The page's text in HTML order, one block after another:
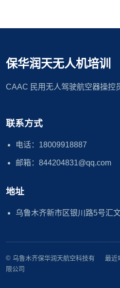
保华润天无人机培训
CAAC 民用无人驾驶航空器操控
联系方式
电话：18009918887
邮箱：844204831@qq.com
地址
乌鲁木齐新市区银川路5号汇
© 乌鲁木齐保华润天航空科技有
限公司
最近